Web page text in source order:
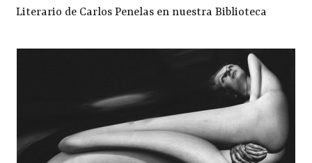
Literario de Carlos Penelas en nuestra Biblioteca